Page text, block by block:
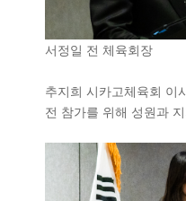
서정일 전 체육회장
추지희 시카고체육회 이
전 참가를 위해 성원과